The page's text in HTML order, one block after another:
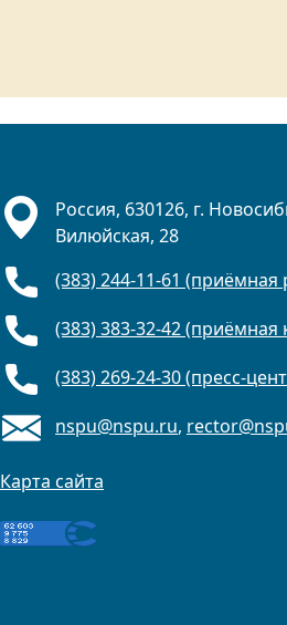
Россия, 630126, г.
Вилюйская, 28
(383) 244-11-61 (приёмная
(383) 383-32-42 (приёмная
(383) 269-24-30 (пресс-
nspu@nspu.ru,
Карта сайта